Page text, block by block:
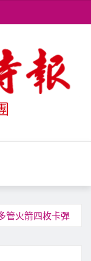
管火箭四枚卡彈